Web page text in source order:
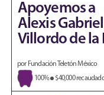
Apoyemos a
Alexis Gabriel
Villordo de la
por Fundación Teletón México
100%
$40,000